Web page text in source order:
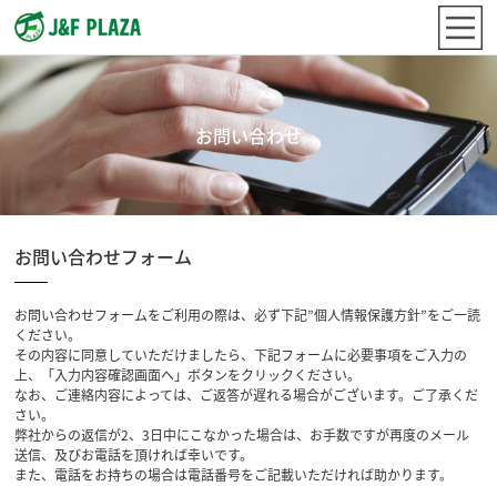
お問い合わせ
お問い合わせフォーム
お問い合わせフォームをご利用の際は、必ず下記”個人情報保護方針”をご一読
ください。
その内容に同意していただけましたら、下記フォームに必要事項をご入力の
上、「入力内容確認画面へ」ボタンをクリックください。
なお、ご連絡内容によっては、ご返答が遅れる場合がございます。ご了承くだ
さい。
弊社からの返信が2、3日中にこなかった場合は、お手数ですが再度のメール
送信、及びお電話を頂ければ幸いです。
また、電話をお持ちの場合は電話番号をご記載いただければ助かります。